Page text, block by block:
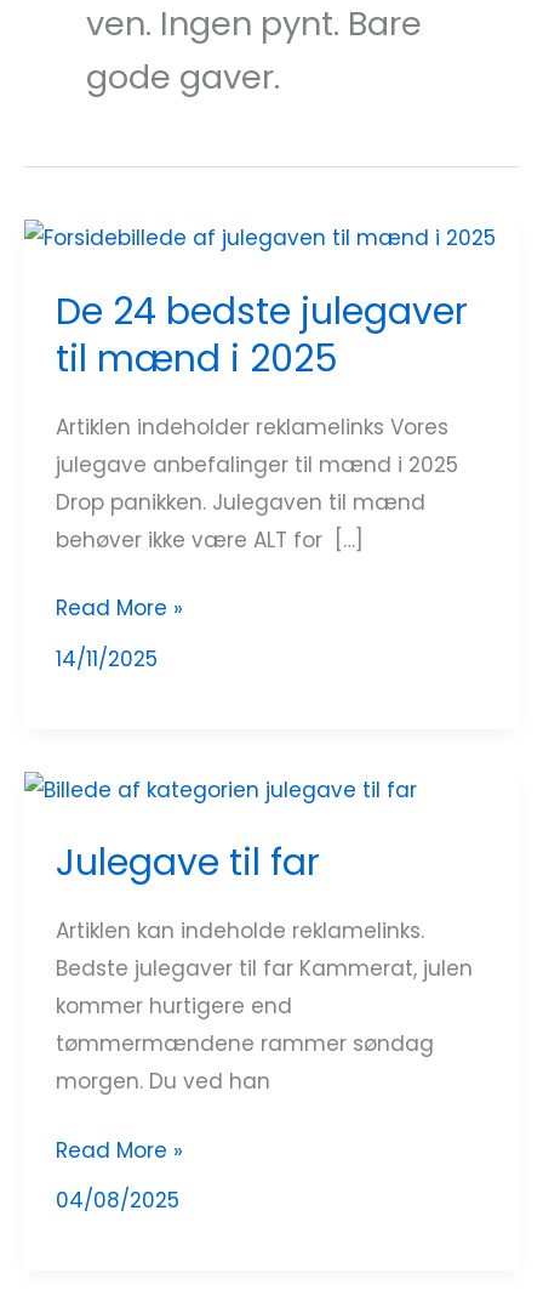
ven. Ingen pynt. Bare
gode gaver.
De 24 bedste julegaver
til mænd i 2025
Artiklen indeholder reklamelinks Vores
julegave anbefalinger til mænd i 2025
Drop panikken. Julegaven til mænd
behøver ikke være ALT for […]
De
bedste
julegaver
mænd
i
2025
Read More »
14/11/2025
Julegave til far
Artiklen kan indeholde reklamelinks.
Bedste julegaver til far Kammerat, julen
kommer hurtigere end
tømmermændene rammer søndag
morgen. Du ved han
Julegave
far
Read More »
04/08/2025